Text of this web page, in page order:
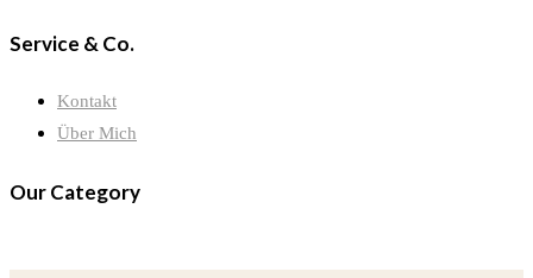
Service & Co.
Kontakt
Über Mich
Our Category